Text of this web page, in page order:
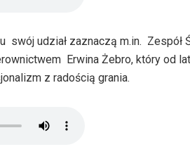
udział zaznaczą m.in. Zespół
Erwina Żebro, który od
z radością grania.